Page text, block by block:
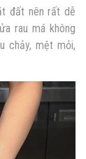
đất nên rất dễ
rau má không
chảy, mệt mỏi,